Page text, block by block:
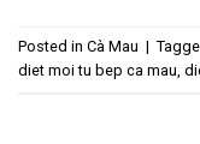
Posted in Cà Mau |
diet moi tu bep ca mau,